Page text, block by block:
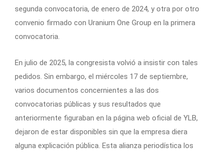
segunda convocatoria, de enero de 2024, y otra por otro
convenio firmado con Uranium One Group en la primera
convocatoria.
En julio de 2025, la congresista volvió a insistir con tales
pedidos. Sin embargo, el miércoles 17 de septiembre,
varios documentos concernientes a las dos
convocatorias públicas y sus resultados que
anteriormente figuraban en la página web oficial de YLB,
dejaron de estar disponibles sin que la empresa diera
alguna explicación pública. Esta alianza periodística los